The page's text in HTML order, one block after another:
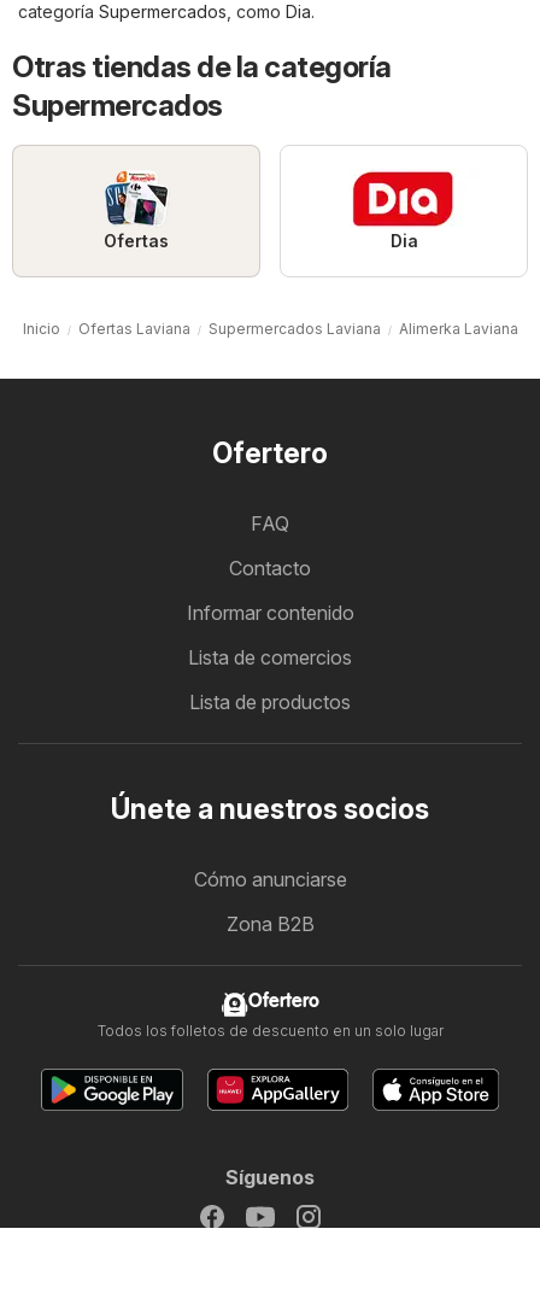
categoría Supermercados , como Dia.
Otras tiendas de la categoría
Supermercados
Ofertas Dia
Inicio Ofertas Laviana Supermercados Laviana Alimerka Laviana
Ofertero
FAQ
Contacto
Informar contenido
Lista de comercios
Lista de productos
Únete a nuestros socios
Cómo anunciarse
Zona B2B
Ofertero
Todos los folletos de descuento en un solo lugar
Síguenos